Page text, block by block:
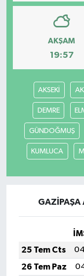
AKŞAM
19:57
AKSEKİ
DEMRE
GÜNDOĞMUŞ
KUMLUCA
GAZİPAŞA
25 Tem Cts
26 Tem Paz